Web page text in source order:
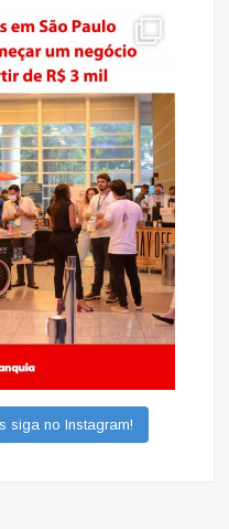
siga no Instagram!